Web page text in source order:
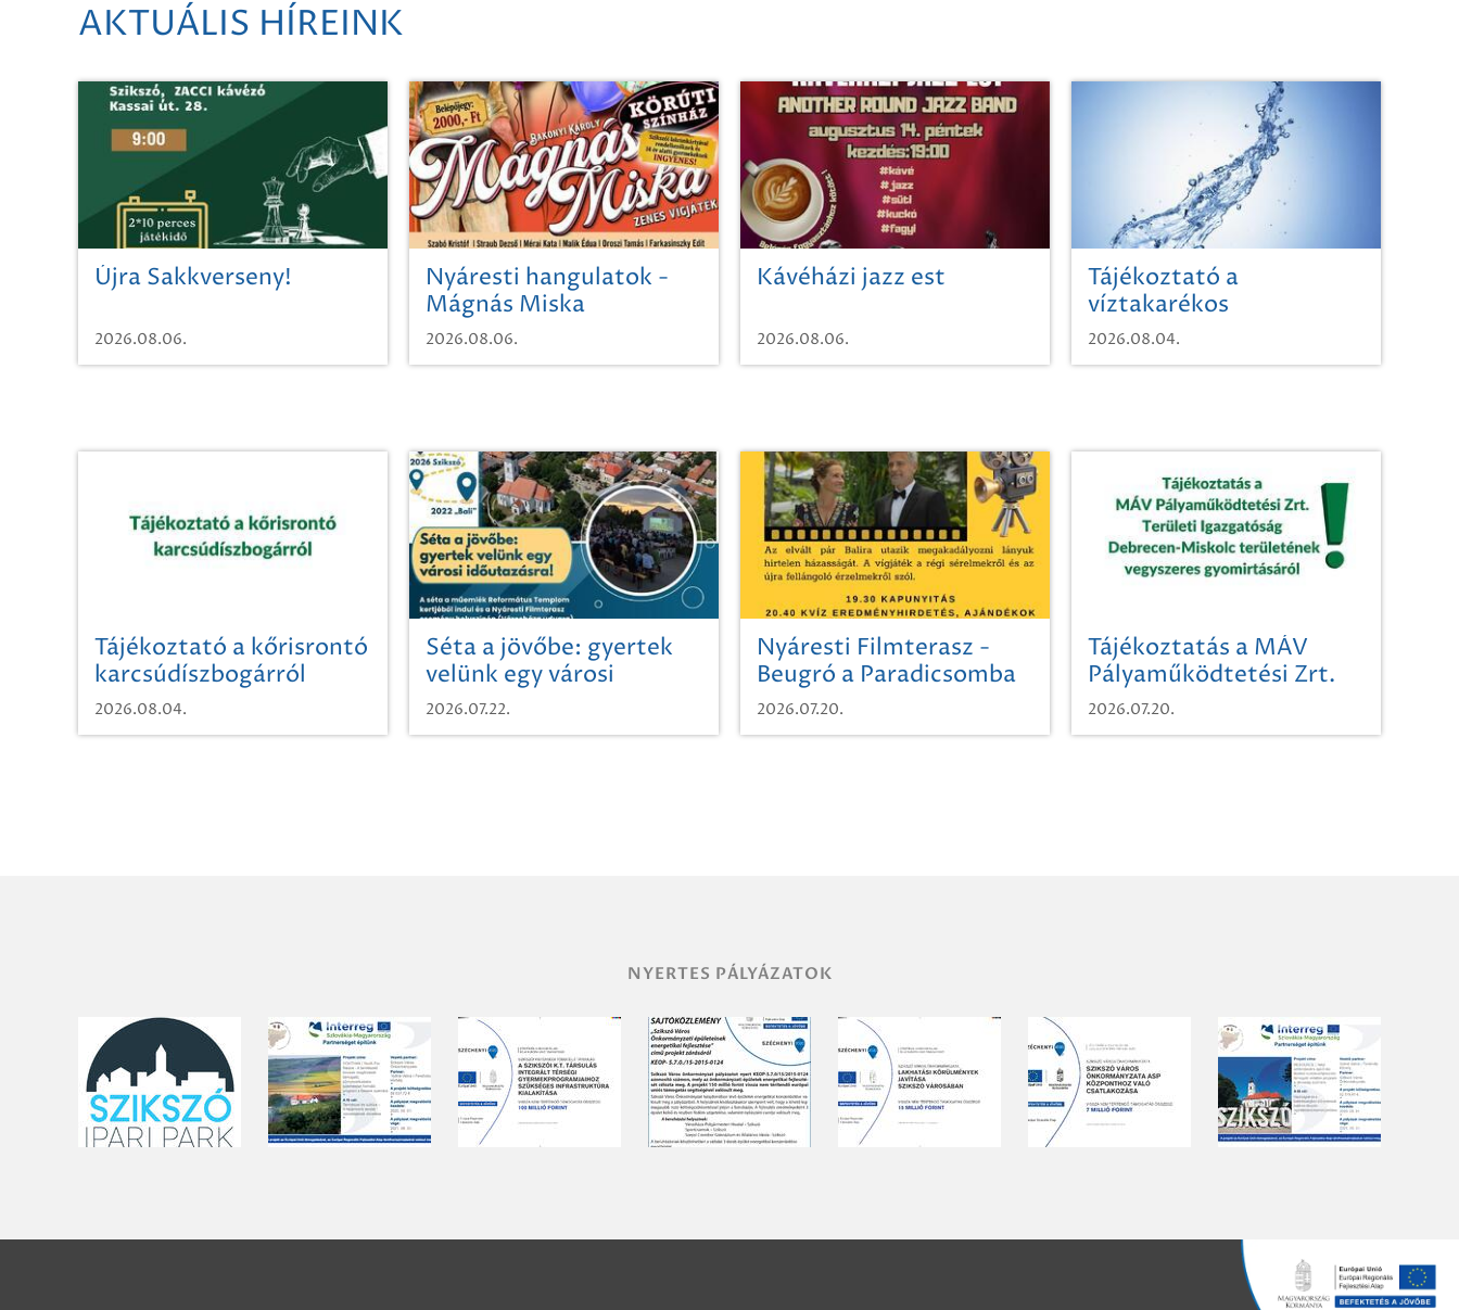
AKTUÁLIS HÍREINK
Újra Sakkverseny!
2026.08.06.
Nyáresti hangulatok -
Mágnás Miska
2026.08.06.
Kávéházi jazz est
2026.08.06.
Tájékoztató a
víztakarékos
vízhasználatról
2026.08.04.
Tájékoztató a kőrisrontó
karcsúdíszbogárról
2026.08.04.
Séta a jövőbe: gyertek
velünk egy városi
időutazásra!
2026.07.22.
Nyáresti Filmterasz -
Beugró a Paradicsomba
2026.07.20.
Tájékoztatás a MÁV
Pályaműködtetési Zrt.
Területi Igazgatóság
Debrecen-Miskolc
2026.07.20.
NYERTES PÁLYÁZATOK